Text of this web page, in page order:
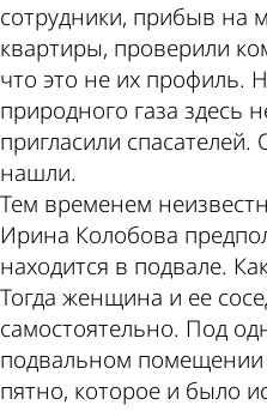
сотрудники, прибыв на
квартиры, проверили
что это не их профиль.
природного газа здесь
пригласили
нашли.
Тем временем
Ирина Колобова
находится в подвале.
Тогда женщина и ее
самостоятельно. Под
подвальном
пятно, которое и было